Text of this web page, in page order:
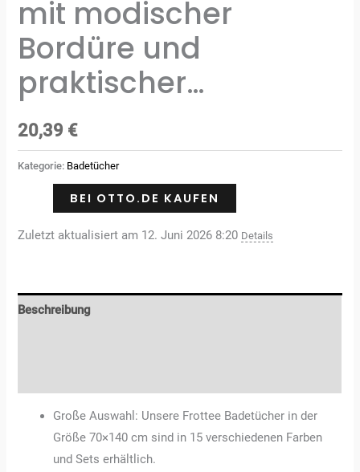
mit modischer
Bordüre und
praktischer…
20,39 €
Kategorie: Badetücher
BEI OTTO.DE KAUFEN
Zuletzt aktualisiert am 12. Juni 2026 8:20 Details
Beschreibung
Große Auswahl: Unsere Frottee Badetücher in der
Größe 70×140 cm sind in 15 verschiedenen Farben
und Sets erhältlich.